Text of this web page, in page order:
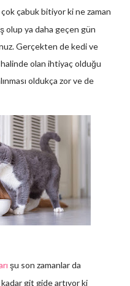
çabuk bitiyor ki ne zaman
olup ya daha geçen gün
Gerçekten de kedi ve
olan ihtiyaç olduğu
oldukça zor ve de
şu son zamanlar da
git gide artıyor ki